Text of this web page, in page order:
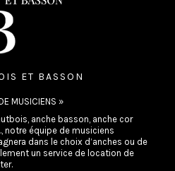
ET BASSON
MUSICIENS »
anche basson, anche cor
notre équipe de musiciens
dans le choix d’anches ou de
un service de location de